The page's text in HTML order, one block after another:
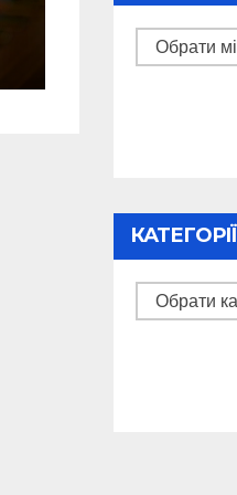
Архіви
КАТЕГОРІЇ
Категорії